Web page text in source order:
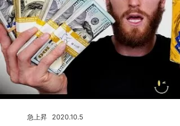
2020.10.5
急上昇